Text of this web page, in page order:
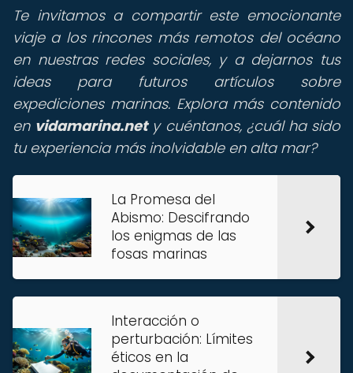
Te invitamos a compartir este emocionante
viaje a los rincones más remotos del océano
en nuestras redes sociales, y a dejarnos tus
ideas para futuros artículos sobre
expediciones marinas. Explora más contenido
en vidamarina.nety cuéntanos, ¿cuál ha sido
tu experiencia más inolvidable en alta mar?
La Promesa del
Abismo: Descifrando
los enigmas de las
fosas marinas
Interacción o
perturbación: Límites
éticos en la